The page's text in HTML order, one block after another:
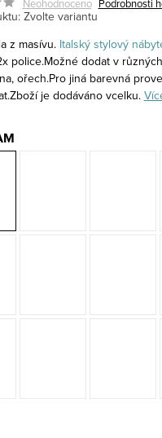
Neohodnoceno Podrobnosti
Zvolte variantu
z masívu. Italský stylový
police.Možné dodat v
ořech.Pro jiná barevná
je dodáváno vcelku.